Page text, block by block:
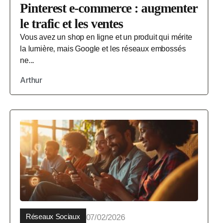
Pinterest e-commerce : augmenter
le trafic et les ventes
Vous avez un shop en ligne et un produit qui mérite
la lumière, mais Google et les réseaux embossés
ne...
Arthur
Réseaux Sociaux 07/02/2026